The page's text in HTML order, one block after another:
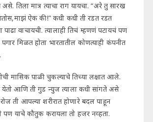
तिला मात्र त्याचा राग यायचा. “अरे तु सारख
ऐक की!” कधी कधी ती रडत रडत
वाचायची. त्यालाही तिचं म्हणणं पटायचं पण
मिळत होता भारतातील कोणत्याही कंपनीत
मासिक पाळी चुकल्याचे तिच्या लक्षात आले.
येतो आणि ती गुड न्युज त्याला कधी सांगते असे
ती आपल्या शरीरात होणारे बदल पाहून
पण याचे कौतुक करायला तो हजर नव्हता.